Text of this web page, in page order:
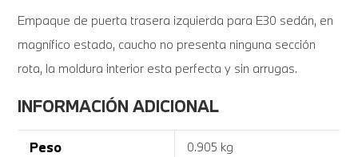
Empaque de puerta trasera izquierda para E30 sedán, en
magnífico estado, caucho no presenta ninguna sección
rota, la moldura interior esta perfecta y sin arrugas.
INFORMACIÓN ADICIONAL
Peso 0.905 kg